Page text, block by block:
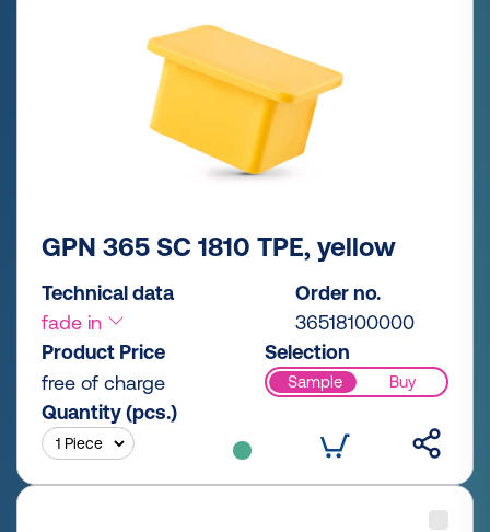
GPN 365 SC 1810 TPE, yellow
Technical data
fade in
Order no.
36518100000
Product Price
free of charge
Selection
Sample Buy
Quantity (pcs.)